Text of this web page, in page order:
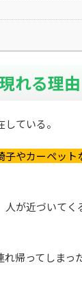
れる理由
ている。
やカーペッ
が近づいて
帰ってしまっ